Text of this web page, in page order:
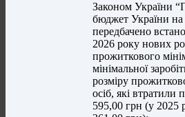
Законом України
бюджет України на
передбачено
2026 року нових
прожиткового
мінімальної
розміру
осіб, які втратили
595,00 грн (у 2025